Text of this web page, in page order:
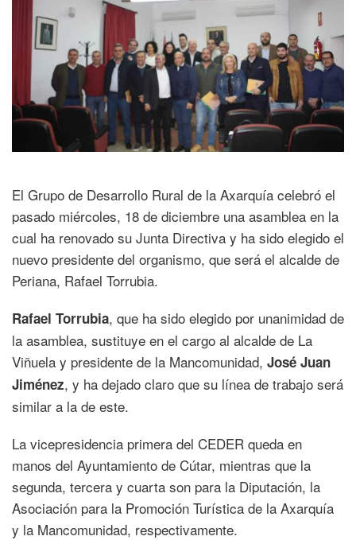
El Grupo de Desarrollo Rural de la Axarquía celebró el
pasado miércoles, 18 de diciembre una asamblea en la
cual ha renovado su Junta Directiva y ha sido elegido el
nuevo presidente del organismo, que será el alcalde de
Periana, Rafael Torrubia.
Rafael Torrubia, que ha sido elegido por unanimidad de
la asamblea, sustituye en el cargo al alcalde de La
Viñuela y presidente de la Mancomunidad, José Juan
Jiménez, y ha dejado claro que su línea de trabajo será
similar a la de este.
La vicepresidencia primera del CEDER queda en
manos del Ayuntamiento de Cútar, mientras que la
segunda, tercera y cuarta son para la Diputación, la
Asociación para la Promoción Turística de la Axarquía
y la Mancomunidad, respectivamente.